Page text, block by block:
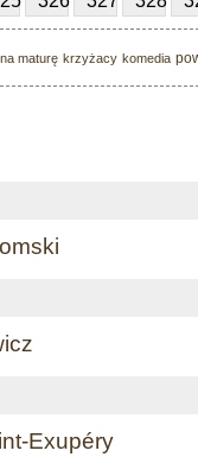
maturę krzyżacy komedia
Exupéry